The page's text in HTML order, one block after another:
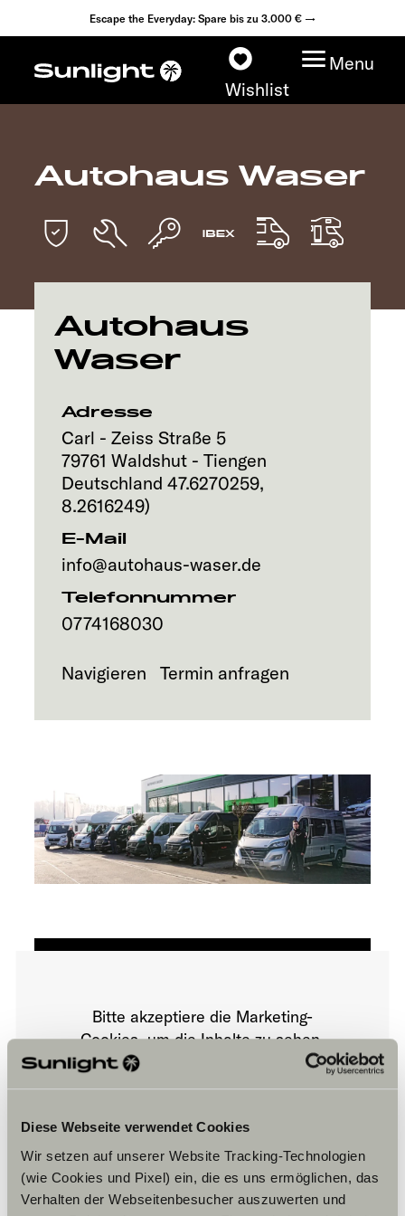
Diese Webseite verwendet Cookies
Wir setzen auf unserer Website Tracking-Technologien
(wie Cookies und Pixel) ein, die es uns ermöglichen, das
Verhalten der Webseitenbesucher auszuwerten und
Escape the Everyday: Spare bis zu 3.000 € →
Wishlist
Menu
Modelle
Konfigurator
Fahrzeugfinder
Fahrzeugbörse
Explore
Service
Autohaus Waser
Autohaus
Waser
Adresse
Carl - Zeiss Straße 5
79761 Waldshut - Tiengen
Deutschland 47.6270259,
8.2616249)
E-Mail
info@autohaus-waser.de
Telefonnummer
0774168030
Navigieren Termin anfragen
Bitte akzeptiere die Marketing-
Cookies, um die Inhalte zu sehen.